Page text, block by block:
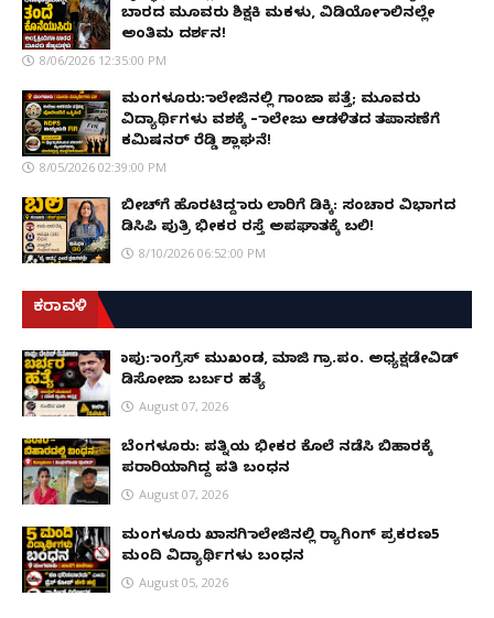
ಬಾರದ ಮೂವರು ಶಿಕ್ಷಕಿ ಮಕಳು, ವಿಡಿಯೋ ಕಾಲಿನಲ್ಲೇ
ಅಂತಿಮ ದರ್ಶನ!
8/06/2026 12:35:00 PM
ಮಂಗಳೂರು: ಕಾಲೇಜಿನಲ್ಲಿ ಗಾಂಜಾ ಪತ್ತೆ; ಮೂವರು
ವಿದ್ಯಾರ್ಥಿಗಳು ವಶಕ್ಕೆ – ಕಾಲೇಜು ಆಡಳಿತದ ತಪಾಸಣೆಗೆ
ಕಮಿಷನರ್ ರೆಡ್ಡಿ ಶ್ಲಾಘನೆ!
8/05/2026 02:39:00 PM
ಬೀಚ್‌ಗೆ ಹೊರಟಿದ್ದ ಕಾರು ಲಾರಿಗೆ ಡಿಕ್ಕಿ: ಸಂಚಾರ ವಿಭಾಗದ
ಡಿಸಿಪಿ ಪುತ್ರಿ ಭೀಕರ ರಸ್ತೆ ಅಪಘಾತಕ್ಕೆ ಬಲಿ!
8/10/2026 06:52:00 PM
ಕರಾವಳಿ
ಕಾಪು: ಕಾಂಗ್ರೆಸ್ ಮುಖಂಡ, ಮಾಜಿ ಗ್ರಾ.ಪಂ. ಅಧ್ಯಕ್ಷಡೇವಿಡ್
ಡಿಸೋಜಾ ಬರ್ಬರ ಹತ್ಯೆ
August 07, 2026
ಬೆಂಗಳೂರು: ಪತ್ನಿಯ ಭೀಕರ ಕೊಲೆ ನಡೆಸಿ ಬಿಹಾರಕ್ಕೆ
ಪರಾರಿಯಾಗಿದ್ದ ಪತಿ ಬಂಧನ
August 07, 2026
ಮಂಗಳೂರು ಖಾಸಗಿ ಕಾಲೇಜಿನಲ್ಲಿ ರ‌್ಯಾಗಿಂಗ್ ಪ್ರಕರಣ5
ಮಂದಿ ವಿದ್ಯಾರ್ಥಿಗಳು ಬಂಧನ
August 05, 2026